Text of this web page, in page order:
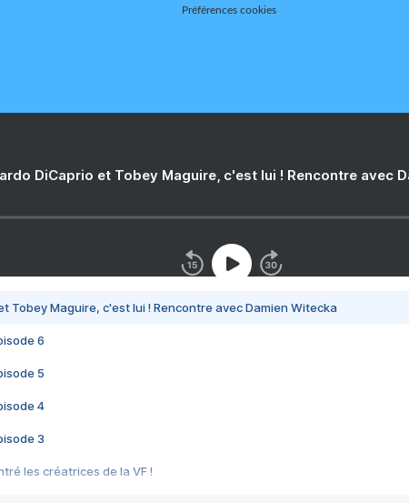
Préférences cookies
DiCaprio et Tobey Maguire, c'est lui ! Rencontre avec
Tobey Maguire, c'est lui ! Rencontre avec Damien Witecka
6
5
4
3
les créatrices de la VF !